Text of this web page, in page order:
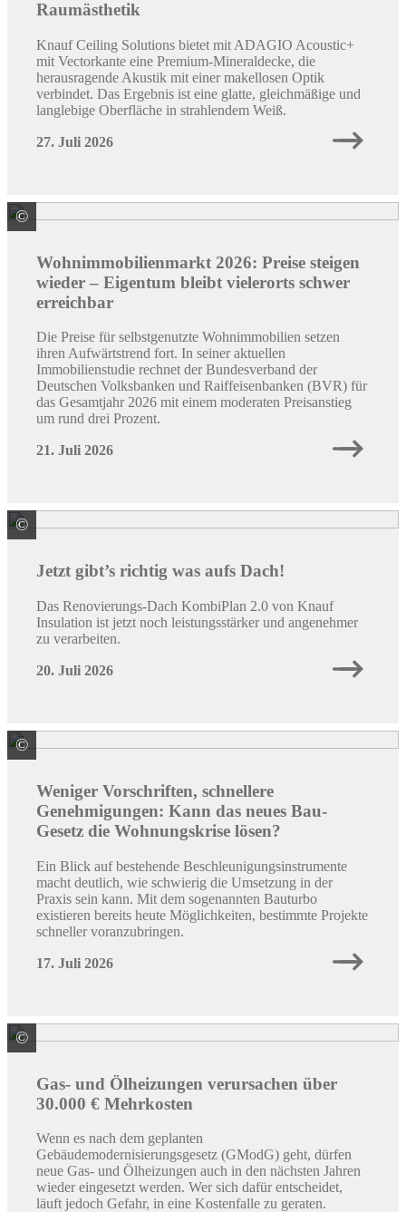
Raumästhetik
Knauf Ceiling Solutions bietet mit ADAGIO Acoustic+
mit Vectorkante eine Premium-Mineraldecke, die
herausragende Akustik mit einer makellosen Optik
verbindet. Das Ergebnis ist eine glatte, gleichmäßige und
langlebige Oberfläche in strahlendem Weiß.
27. Juli 2026
© Quelle: BVR
Wohnimmobilienmarkt 2026: Preise steigen
wieder – Eigentum bleibt vielerorts schwer
erreichbar
Die Preise für selbstgenutzte Wohnimmobilien setzen
ihren Aufwärtstrend fort. In seiner aktuellen
Immobilienstudie rechnet der Bundesverband der
Deutschen Volksbanken und Raiffeisenbanken (BVR) für
das Gesamtjahr 2026 mit einem moderaten Preisanstieg
um rund drei Prozent.
21. Juli 2026
© Knauf Insulation GmbH
Jetzt gibt’s richtig was aufs Dach!
Das Renovierungs-Dach KombiPlan 2.0 von Knauf
Insulation ist jetzt noch leistungsstärker und angenehmer
zu verarbeiten.
20. Juli 2026
© Quelle: Colourbox/ID: #66002267 / Peopleimages.com
Weniger Vorschriften, schnellere
Genehmigungen: Kann das neues Bau-
Gesetz die Wohnungskrise lösen?
Ein Blick auf bestehende Beschleunigungsinstrumente
macht deutlich, wie schwierig die Umsetzung in der
Praxis sein kann. Mit dem sogenannten Bauturbo
existieren bereits heute Möglichkeiten, bestimmte Projekte
schneller voranzubringen.
17. Juli 2026
© Marc Beckmann | co2online
Gas- und Ölheizungen verursachen über
30.000 € Mehrkosten
Wenn es nach dem geplanten
Gebäudemodernisierungsgesetz (GModG) geht, dürfen
neue Gas- und Ölheizungen auch in den nächsten Jahren
wieder eingesetzt werden. Wer sich dafür entscheidet,
läuft jedoch Gefahr, in eine Kostenfalle zu geraten.